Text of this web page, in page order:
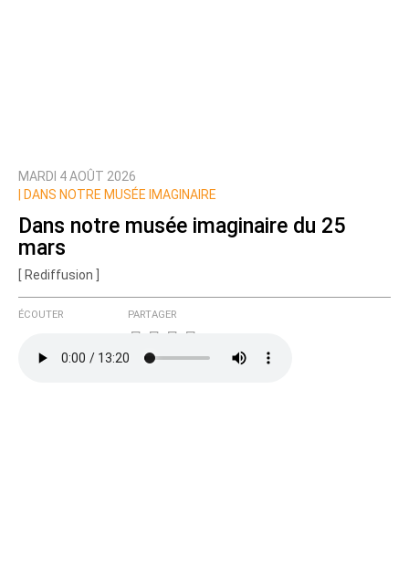
MARDI 4 AOÛT 2026
DANS NOTRE MUSÉE IMAGINAIRE
Dans notre musée imaginaire du 25
mars
[ Rediffusion ]
ÉCOUTER PARTAGER